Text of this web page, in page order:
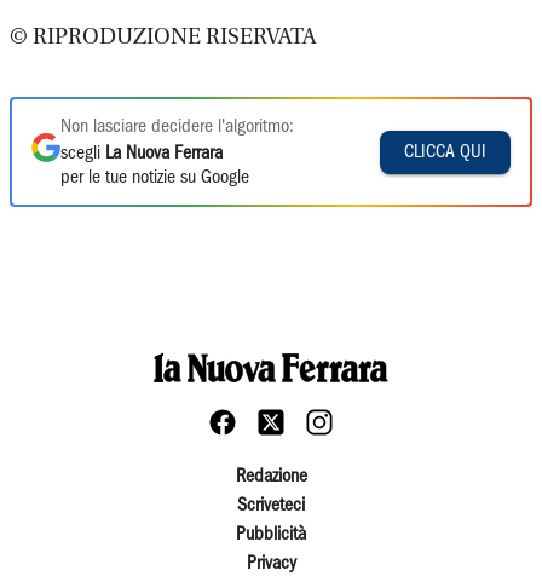
© RIPRODUZIONE RISERVATA
Non lasciare decidere l'algoritmo:
scegli La Nuova Ferrara
per le tue notizie su Google
CLICCA QUI
Redazione
Scriveteci
Pubblicità
Privacy